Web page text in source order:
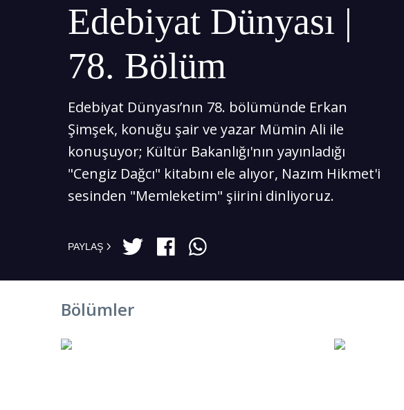
Edebiyat Dünyası |
78. Bölüm
Edebiyat Dünyası’nın 78. bölümünde Erkan
Şimşek, konuğu şair ve yazar Mümin Ali ile
konuşuyor; Kültür Bakanlığı'nın yayınladığı
"Cengiz Dağcı" kitabını ele alıyor, Nazım Hikmet'i
sesinden "Memleketim" şiirini dinliyoruz.
PAYLAŞ
Bölümler